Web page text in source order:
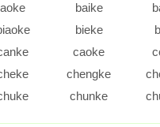
aoke baike
bieke
caoke
chengke
chunke